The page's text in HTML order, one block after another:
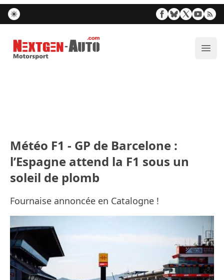
Nextgen-Auto.com
Météo F1 - GP de Barcelone :
l’Espagne attend la F1 sous un
soleil de plomb
Fournaise annoncée en Catalogne !